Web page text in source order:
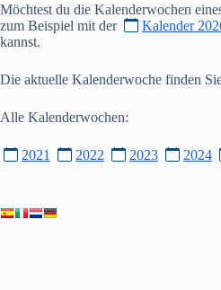
Möchtest du die Kalenderwochen
zum Beispiel mit der
Kalender
kannst.
Die aktuelle Kalenderwoche finden
Alle Kalenderwochen:
2021 2022 2023 2024